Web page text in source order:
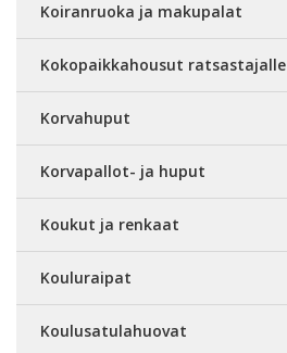
Koiranruoka ja makupalat
Kokopaikkahousut ratsastajalle
Korvahuput
Korvapallot- ja huput
Koukut ja renkaat
Kouluraipat
Koulusatulahuovat